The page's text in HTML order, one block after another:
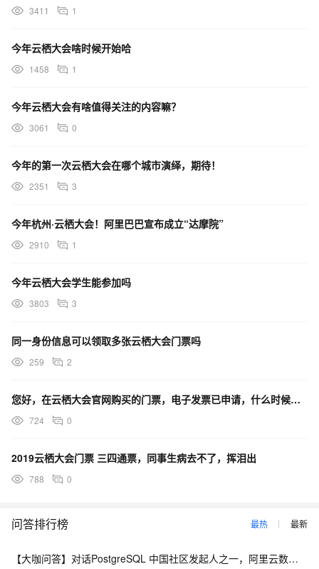
3411 1
今年云栖大会啥时候开始哈
1458 1
今年云栖大会有啥值得关注的内容嘛？
3061 0
今年的第一次云栖大会在哪个城市演绎，期待！
2351 3
今年杭州·云栖大会！阿里巴巴宣布成立“达摩院”
2910 1
今年云栖大会学生能参加吗
3803 3
同一身份信息可以领取多张云栖大会门票吗
259 2
您好，在云栖大会官网购买的门票，电子发票已申请，什么时候可以收到呢？
724 0
2019云栖大会门票 三四通票，同事生病去不了，挥泪出
788 0
问答排行榜 最热 最新
【大咖问答】对话PostgreSQL 中国社区发起人之一，阿里云数据库高级专家 德哥